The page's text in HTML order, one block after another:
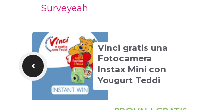
Surveyeah
Vinci gratis una
Fotocamera
Instax Mini con
Yougurt Teddi